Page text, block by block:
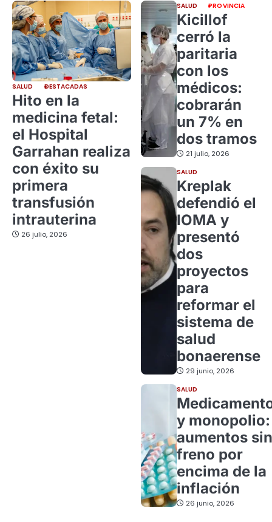
SALUD DESTACADAS
Hito en la
medicina fetal:
el Hospital
Garrahan realiza
con éxito su
primera
transfusión
intrauterina
26 julio, 2026
SALUD PROVINCIA
Kicillof
cerró la
paritaria
con los
médicos:
cobrarán
un 7% en
dos tramos
21 julio, 2026
SALUD
Kreplak
defendió el
IOMA y
presentó
dos
proyectos
para
reformar el
sistema de
salud
bonaerense
29 junio, 2026
SALUD
y monopolio:
aumentos sin
freno por
encima de la
inflación
26 junio, 2026